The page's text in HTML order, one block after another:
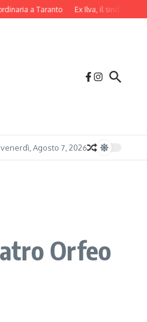
a Taranto Ex Ilva, il sindaco di
venerdì, Agosto 7, 2026
Orfeo